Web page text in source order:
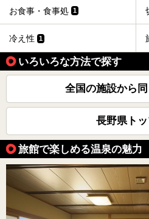
お食事・食事処 1
冷え性 1
いろいろな方法で探す
全国の施設から
長野県ト
旅館で楽しめる温泉の魅力